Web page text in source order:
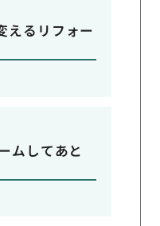
えるリフォー
ムしてあと